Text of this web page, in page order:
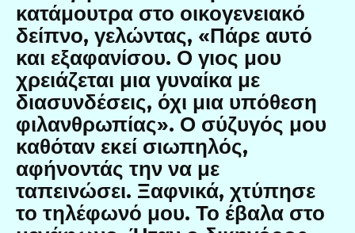
κατάμουτρα στο οικογενειακό
δείπνο, γελώντας, «Πάρε αυτό
και εξαφανίσου. Ο γιος μου
χρειάζεται μια γυναίκα με
διασυνδέσεις, όχι μια υπόθεση
φιλανθρωπίας». Ο σύζυγός μου
καθόταν εκεί σιωπηλός,
αφήνοντάς την να με
ταπεινώσει. Ξαφνικά, χτύπησε
το τηλέφωνό μου. Το έβαλα στο